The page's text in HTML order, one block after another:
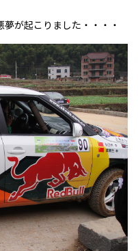
が起こりました・・・・